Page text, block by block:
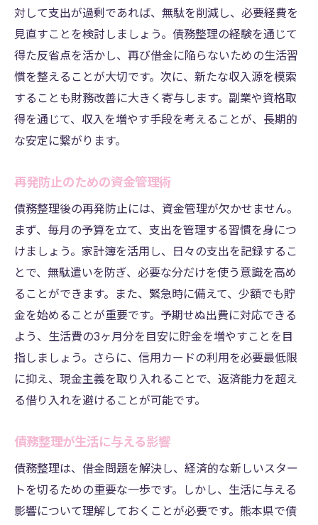
対して支出が過剰であれば、無駄を削減し、必要経費を
見直すことを検討しましょう。債務整理の経験を通じて
得た反省点を活かし、再び借金に陥らないための生活習
慣を整えることが大切です。次に、新たな収入源を模索
することも財務改善に大きく寄与します。副業や資格取
得を通じて、収入を増やす手段を考えることが、長期的
な安定に繋がります。
再発防止のための資金管理術
債務整理後の再発防止には、資金管理が欠かせません。
まず、毎月の予算を立て、支出を管理する習慣を身につ
けましょう。家計簿を活用し、日々の支出を記録するこ
とで、無駄遣いを防ぎ、必要な分だけを使う意識を高め
ることができます。また、緊急時に備えて、少額でも貯
金を始めることが重要です。予期せぬ出費に対応できる
よう、生活費の3ヶ月分を目安に貯金を増やすことを目
指しましょう。さらに、信用カードの利用を必要最低限
に抑え、現金主義を取り入れることで、返済能力を超え
る借り入れを避けることが可能です。
債務整理が生活に与える影響
債務整理は、借金問題を解決し、経済的な新しいスター
トを切るための重要な一歩です。しかし、生活に与える
影響について理解しておくことが必要です。熊本県で債